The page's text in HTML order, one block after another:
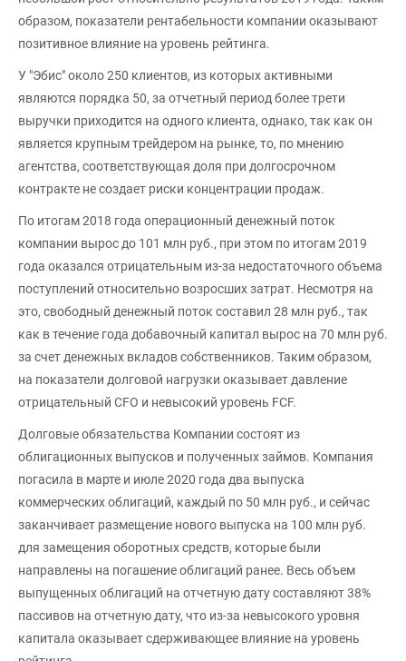
образом, показатели рентабельности компании оказывают
позитивное влияние на уровень рейтинга.
У "Эбис" около 250 клиентов, из которых активными
являются порядка 50, за отчетный период более трети
выручки приходится на одного клиента, однако, так как он
является крупным трейдером на рынке, то, по мнению
агентства, соответствующая доля при долгосрочном
контракте не создает риски концентрации продаж.
По итогам 2018 года операционный денежный поток
компании вырос до 101 млн руб., при этом по итогам 2019
года оказался отрицательным из-за недостаточного объема
поступлений относительно возросших затрат. Несмотря на
это, свободный денежный поток составил 28 млн руб., так
как в течение года добавочный капитал вырос на 70 млн руб.
за счет денежных вкладов собственников. Таким образом,
на показатели долговой нагрузки оказывает давление
отрицательный CFO и невысокий уровень FCF.
Долговые обязательства Компании состоят из
облигационных выпусков и полученных займов. Компания
погасила в марте и июле 2020 года два выпуска
коммерческих облигаций, каждый по 50 млн руб., и сейчас
заканчивает размещение нового выпуска на 100 млн руб.
для замещения оборотных средств, которые были
направлены на погашение облигаций ранее. Весь объем
выпущенных облигаций на отчетную дату составляют 38%
пассивов на отчетную дату, что из-за невысокого уровня
капитала оказывает сдерживающее влияние на уровень